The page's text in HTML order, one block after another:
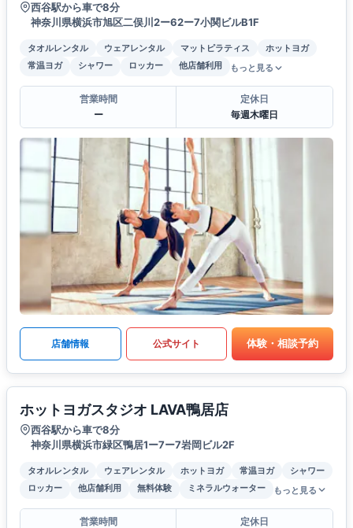
西谷駅から車で8分
神奈川県横浜市旭区二俣川2ー62ー7小関ビルB1F
タオルレンタル ウェアレンタル マットピラティス
ホットヨガ
常温ヨガ
シャワー ロッカー 他店舗利用 もっと見る
営業時間
ー
定休日
毎週木曜日
店舗情報 公式サイト 体験・相談予約
ホットヨガスタジオ LAVA鴨居店
西谷駅から車で8分
神奈川県横浜市緑区鴨居1ー7ー7岩岡ビル2F
タオルレンタル ウェアレンタル ホットヨガ 常温ヨガ
シャワー
ロッカー
他店舗利用 無料体験 ミネラルウォーター もっと見る
営業時間
定休日